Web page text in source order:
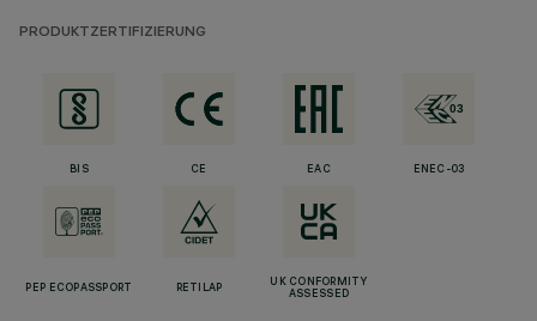
PRODUKTZERTIFIZIERUNG
BIS CE EAC ENEC-03
PEP ECOPASSPORT RETILAP
UK CONFORMITY
ASSESSED